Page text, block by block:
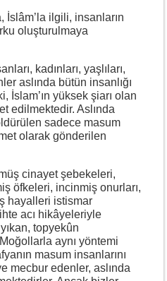
İslâm’la ilgili, insanların
oluşturulmaya
kadınları, yaşlıları,
aslında bütün insanlığı
İslam’ın yüksek şiarı olan
edilmektedir. Aslında
sadece masum
olarak gönderilen
cinayet şebekeleri,
öfkeleri, incinmiş onurları,
hayalleri istismar
acı hikâyeleriyle
yıkan, topyekûn
aynı yöntemi
masum insanlarını
mecbur edenler, aslında